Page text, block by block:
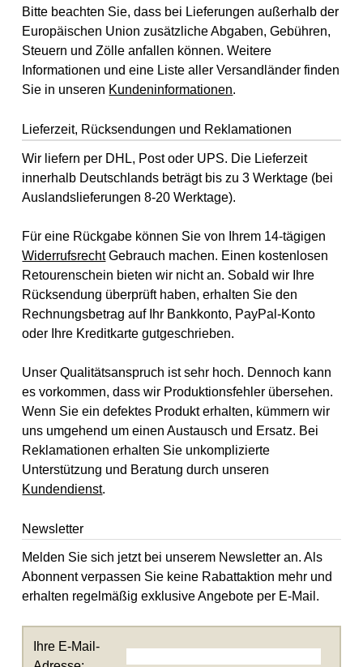
Bitte beachten Sie, dass bei Lieferungen außerhalb der
Europäischen Union zusätzliche Abgaben, Gebühren,
Steuern und Zölle anfallen können. Weitere
Informationen und eine Liste aller Versandländer finden
Sie in unseren Kundeninformationen.
Lieferzeit, Rücksendungen und Reklamationen
Wir liefern per DHL, Post oder UPS. Die Lieferzeit
innerhalb Deutschlands beträgt bis zu 3 Werktage (bei
Auslandslieferungen 8-20 Werktage).
Für eine Rückgabe können Sie von Ihrem 14-tägigen
WiderrufsrechtGebrauch machen. Einen kostenlosen
Retourenschein bieten wir nicht an. Sobald wir Ihre
Rücksendung überprüft haben, erhalten Sie den
Rechnungsbetrag auf Ihr Bankkonto, PayPal-Konto
oder Ihre Kreditkarte gutgeschrieben.
Unser Qualitätsanspruch ist sehr hoch. Dennoch kann
es vorkommen, dass wir Produktionsfehler übersehen.
Wenn Sie ein defektes Produkt erhalten, kümmern wir
uns umgehend um einen Austausch und Ersatz. Bei
Reklamationen erhalten Sie unkomplizierte
Unterstützung und Beratung durch unseren
Kundendienst.
Newsletter
Melden Sie sich jetzt bei unserem Newsletter an. Als
Abonnent verpassen Sie keine Rabattaktion mehr und
erhalten regelmäßig exklusive Angebote per E-Mail.
Ihre E-Mail-